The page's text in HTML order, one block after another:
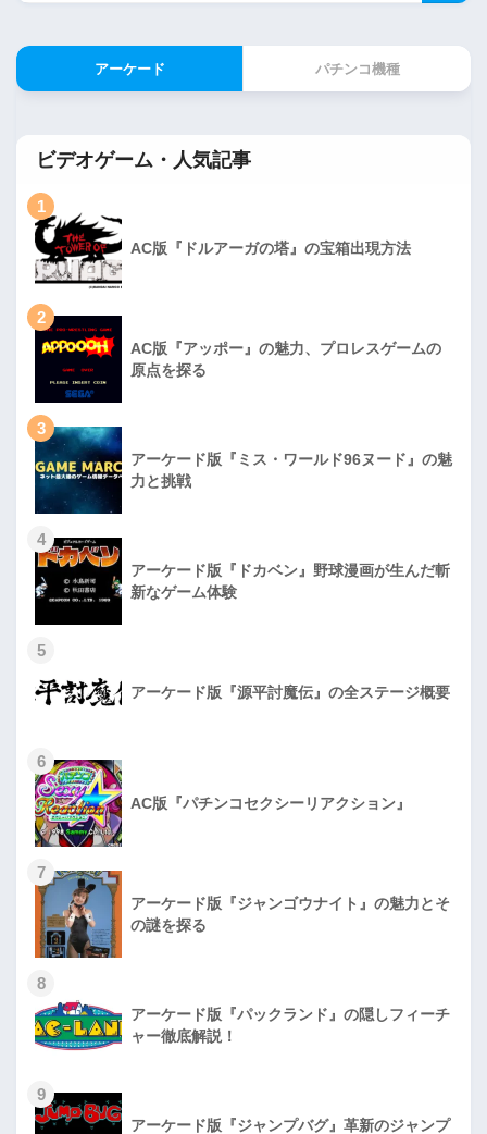
アーケード パチンコ機種
ビデオゲーム・人気記事
1
AC版『ドルアーガの塔』の宝箱出現方法
2
AC版『アッポー』の魅力、プロレスゲームの
原点を探る
3
アーケード版『ミス・ワールド96ヌード』の魅
力と挑戦
4
アーケード版『ドカベン』野球漫画が生んだ斬
新なゲーム体験
5
アーケード版『源平討魔伝』の全ステージ概要
6
AC版『パチンコセクシーリアクション』
7
アーケード版『ジャンゴウナイト』の魅力とそ
の謎を探る
8
アーケード版『パックランド』の隠しフィーチ
ャー徹底解説！
9
アーケード版『ジャンプバグ』革新のジャンプ